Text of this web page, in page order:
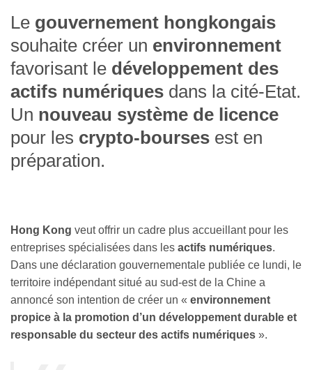
Le gouvernement hongkongais
souhaite créer un environnement
favorisant le développement des
actifs numériques dans la cité-Etat.
Un nouveau système de licence
pour les crypto-bourses est en
préparation.
Hong Kong veut offrir un cadre plus accueillant pour les
entreprises spécialisées dans les actifs numériques.
Dans une déclaration gouvernementale publiée ce lundi, le
territoire indépendant situé au sud-est de la Chine a
annoncé son intention de créer un « environnement
propice à la promotion d’un développement durable et
responsable du secteur des actifs numériques ».